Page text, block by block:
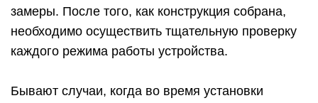
замеры. После того, как конструкция собрана,
необходимо осуществить тщательную проверку
каждого режима работы устройства.
Бывают случаи, когда во время установки